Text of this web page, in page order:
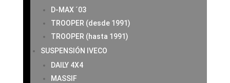
D-MAX ´03
TROOPER (desde 1991)
TROOPER (hasta 1991)
SUSPENSIÓN IVECO
DAILY 4X4
MASSIF